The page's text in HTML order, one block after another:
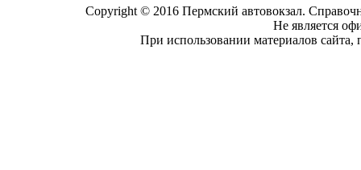
Copyright © 2016 Пермский автовокзал.
Не является
При использовании материалов сайта,